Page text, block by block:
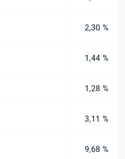
2,30 %
1,44 %
1,28 %
3,11 %
9,68 %